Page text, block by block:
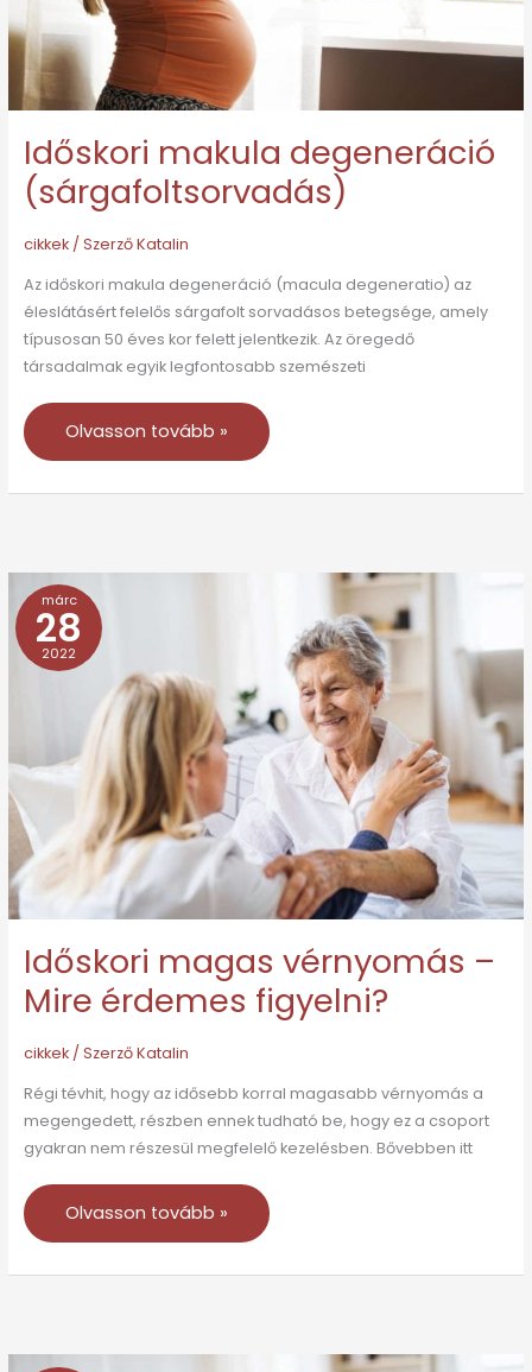
Időskori makula degeneráció
(sárgafoltsorvadás)
cikkek/ SzerzőKatalin
Az időskori makula degeneráció (macula degeneratio) az
éleslátásért felelős sárgafolt sorvadásos betegsége, amely
típusosan 50 éves kor felett jelentkezik. Az öregedő
társadalmak egyik legfontosabb szemészeti
Olvasson tovább »
márc
28
2022
Időskori magas vérnyomás –
Mire érdemes figyelni?
cikkek/ SzerzőKatalin
Régi tévhit, hogy az idősebb korral magasabb vérnyomás a
megengedett, részben ennek tudható be, hogy ez a csoport
gyakran nem részesül megfelelő kezelésben. Bővebben itt
Időskori
magas
vérnyomás
érdemes
figyelni?
Olvasson tovább »